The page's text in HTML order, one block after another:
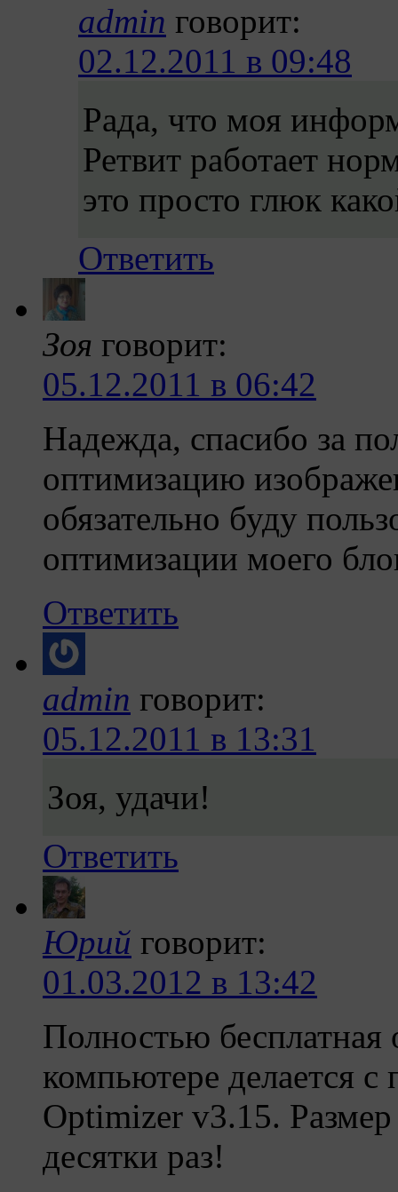
admin говорит:
02.12.2011 в 09:48
Рада, что моя
Ретвит работает
это просто глюк
Ответить
Зоя говорит:
05.12.2011 в 06:42
Надежда, спасибо за
оптимизацию
обязательно буду
оптимизации моего
Ответить
admin говорит:
05.12.2011 в 13:31
Зоя, удачи!
Ответить
Юрий говорит:
01.03.2012 в 13:42
Полностью бесплатная
компьютере делается
Optimizer v3.15.
десятки раз!